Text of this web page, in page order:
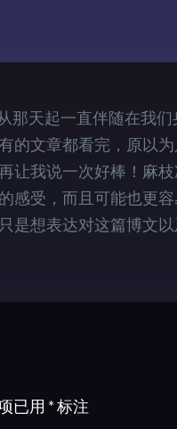
那天起一直伴随在我
的文章都看完，原以
让我说一次好棒！麻
感受，而且可能也更
是想表达对这篇博文以
已用 *标注